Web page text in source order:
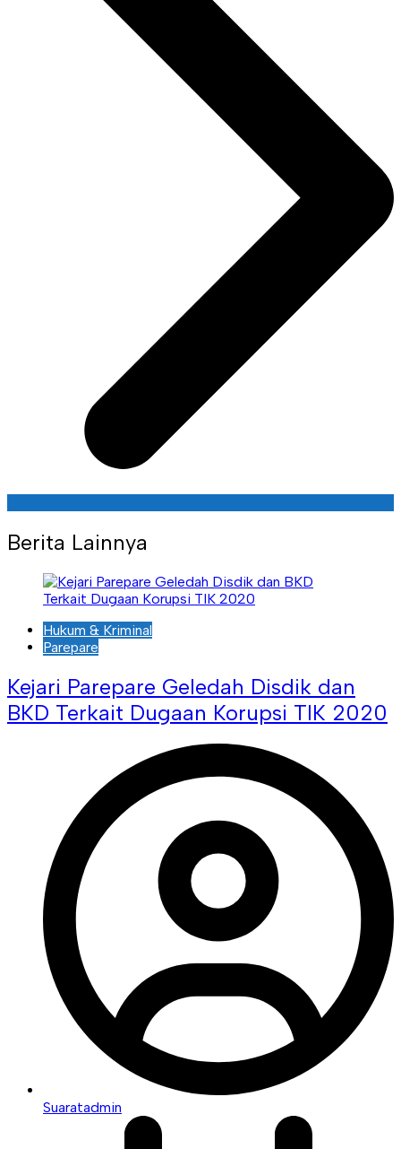
Berita Lainnya
Hukum & Kriminal
Parepare
Kejari Parepare Geledah Disdik dan
BKD Terkait Dugaan Korupsi TIK 2020
Suaratadmin